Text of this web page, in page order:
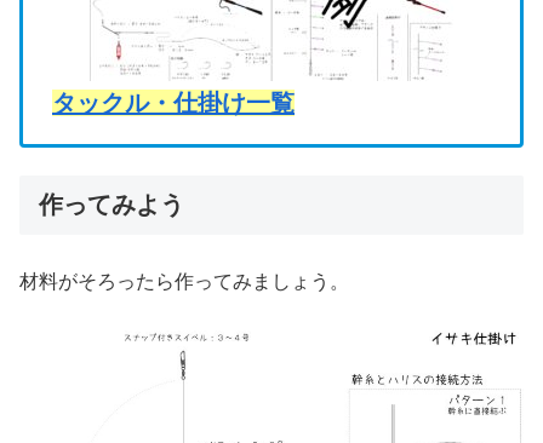
タックル・仕掛け一覧
作ってみよう
材料がそろったら作ってみましょう。